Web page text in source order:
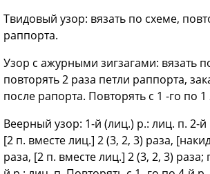
Твидовый узор: вязать по схеме,
раппорта.
Узор с ажурными зигзагами: вязать
повторять 2 раза петли раппорта,
после рапорта. Повторять с 1 -го по 1
Веерный узор: 1-й (лиц.) р.: лиц. п. 2-
[2 п. вместе лиц.] 2 (3, 2, 3) раза,
раза, [2 п. вместе лиц.] 2 (3, 2, 3) раза;